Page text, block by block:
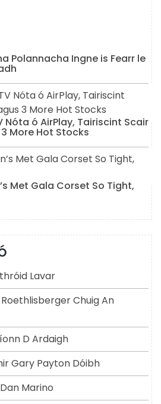
Polannacha Ingne is Fearr le
Nóta ó AirPlay, Tairiscint Scair
More Hot Stocks
Met Gala Corset So Tight,
Lavar
Chuig An
D Ardaigh
Gary Payton Dóibh
Marino